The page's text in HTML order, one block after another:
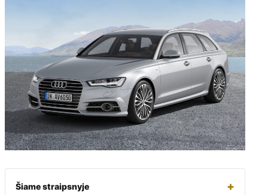
Šiame straipsnyje +